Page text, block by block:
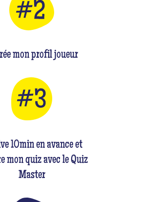
mon profil joueur
10min en avance et
mon quiz avec le Quiz
Master